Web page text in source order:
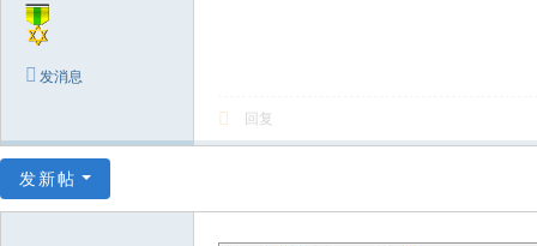
发消息
回复
发新帖